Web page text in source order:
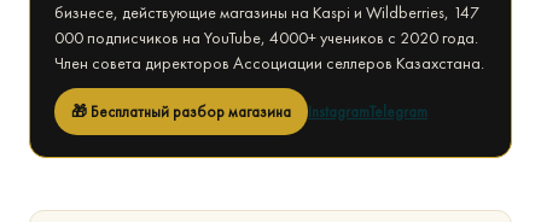
бизнесе, действующие магазины на Kaspi и Wildberries, 147
000 подписчиков на YouTube, 4000+ учеников с 2020 года.
Член совета директоров Ассоциации селлеров Казахстана.
🎁 Бесплатный разбор магазина InstagramTelegram